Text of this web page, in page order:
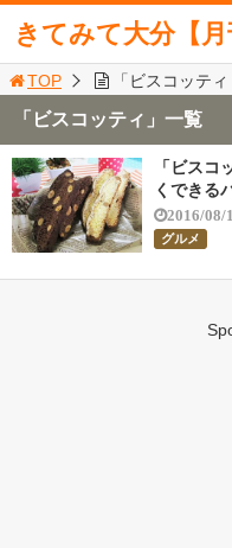
きてみて大分【
TOP 「ビスコッテ
「ビスコッティ」一覧
「ビスコ
くできる
2016/08/
グルメ